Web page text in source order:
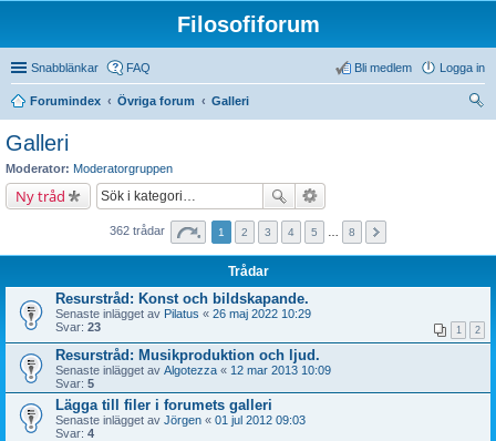
Filosofiforum
Snabblänkar FAQ Logga in
Bli medlem
Forumindex Övriga forum
Galleri
Galleri
Moderator: Moderatorgruppen
Ny tråd
362 trådar 1 2 3 4 5 8
Trådar
Resurstråd: Konst och bildskapande.
Senaste inlägget av Pilatus « 26 maj 2022 10:29
Svar: 23 1 2
Resurstråd: Musikproduktion och ljud.
Senaste inlägget av Algotezza « 12 mar 2013 10:09
Svar: 5
Lägga till filer i forumets galleri
Senaste inlägget av Jörgen « 01 jul 2012 09:03
Svar: 4